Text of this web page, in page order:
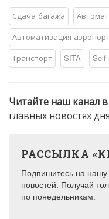
Сдача багажа
Автоматизация
Транспорт
SITA
Читайте наш канал в
главных новостях
РАССЫЛКА
Подпишитесь на нашу
новостей. Получай
по понедельникам.